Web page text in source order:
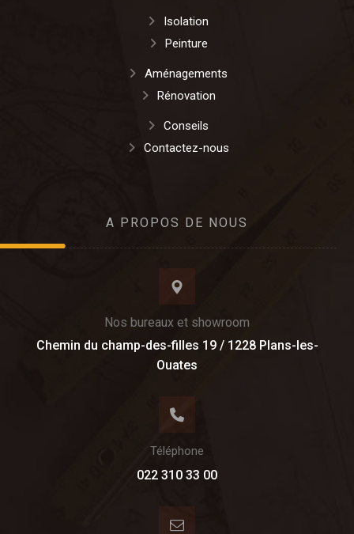
Isolation
Peinture
Aménagements
Rénovation
Conseils
Contactez-nous
A PROPOS DE NOUS
Nos bureaux et showroom
Chemin du champ-des-filles 19 / 1228 Plans-les-
Ouates
Téléphone
022 310 33 00